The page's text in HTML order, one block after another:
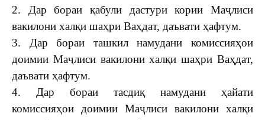
2. Дар бораи қабули дастури кории Маҷлиси
вакилони халқи шаҳри Ваҳдат, даъвати ҳафтум.
3. Дар бораи ташкил намудани комиссияҳои
доимии Маҷлиси вакилони халқи шаҳри Ваҳдат,
даъвати ҳафтум.
4. Дар бораи тасдиқ намудани ҳайати
комиссияҳои доимии Маҷлиси вакилони халқи